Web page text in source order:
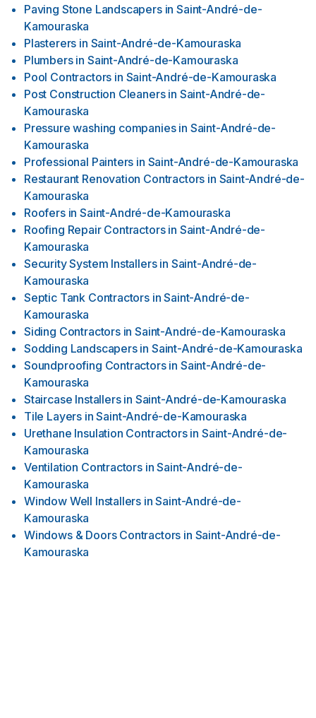
Paving Stone Landscapers in Saint-André-de-
Kamouraska
Plasterers in Saint-André-de-Kamouraska
Plumbers in Saint-André-de-Kamouraska
Pool Contractors in Saint-André-de-Kamouraska
Post Construction Cleaners in Saint-André-de-
Kamouraska
Pressure washing companies in Saint-André-de-
Kamouraska
Professional Painters in Saint-André-de-Kamouraska
Restaurant Renovation Contractors in Saint-André-de-
Kamouraska
Roofers in Saint-André-de-Kamouraska
Roofing Repair Contractors in Saint-André-de-
Kamouraska
Security System Installers in Saint-André-de-
Kamouraska
Septic Tank Contractors in Saint-André-de-
Kamouraska
Siding Contractors in Saint-André-de-Kamouraska
Sodding Landscapers in Saint-André-de-Kamouraska
Soundproofing Contractors in Saint-André-de-
Kamouraska
Staircase Installers in Saint-André-de-Kamouraska
Tile Layers in Saint-André-de-Kamouraska
Urethane Insulation Contractors in Saint-André-de-
Kamouraska
Ventilation Contractors in Saint-André-de-
Kamouraska
Window Well Installers in Saint-André-de-
Kamouraska
Windows & Doors Contractors in Saint-André-de-
Kamouraska